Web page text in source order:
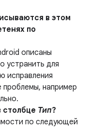
в этом
по
описаны
устранить для
исправления
проблемы, например
столбце Тип?
по следующей